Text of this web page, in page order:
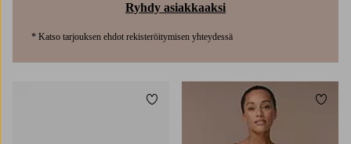
Ryhdy asiakkaaksi
* Katso tarjouksen ehdot rekisteröitymisen yhteydessä
Lisää suosikkeihin